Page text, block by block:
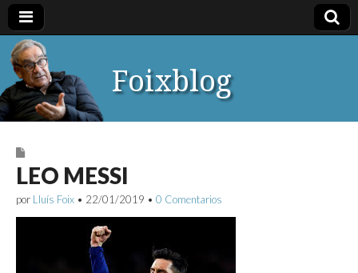
Foixblog
LEO MESSI
por Lluís Foix • 22/01/2019 • 0 Comentarios